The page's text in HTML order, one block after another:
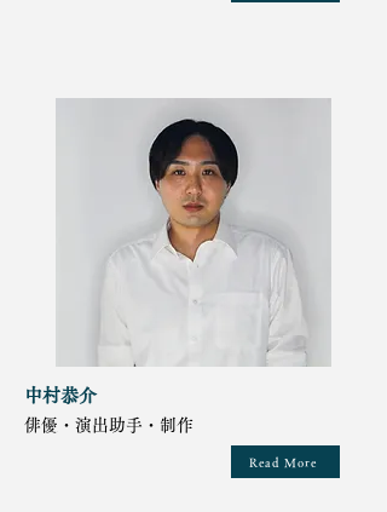
中村恭介
俳優・演出助手・制作
Read More